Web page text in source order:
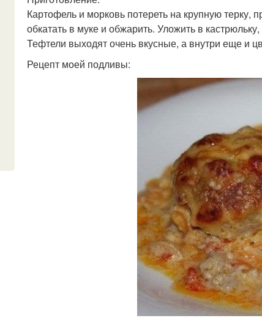
Картофель и морковь потереть на крупную терку,
обкатать в муке и обжарить. Уложить в
Тефтели выходят очень вкусные, а внутри еще и
Рецепт моей подливы: